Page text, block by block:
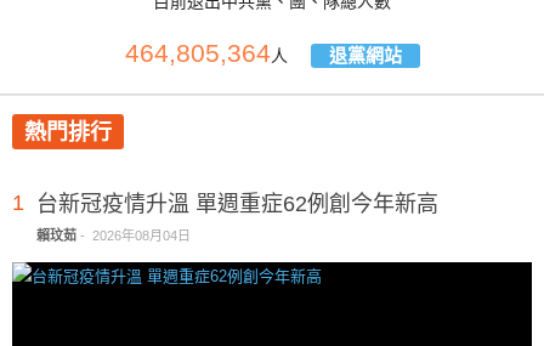
464,805,364人 退黨網站
熱門排行
1 台新冠疫情升溫 單週重症62例創今年新高
賴玟茹 - 2026年08月04日